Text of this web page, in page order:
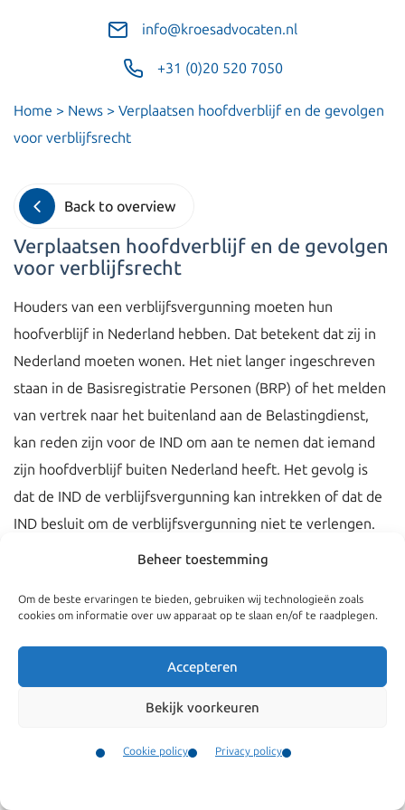
Beheer toestemming
Om de beste ervaringen te bieden, gebruiken wij technologieën zoals
cookies om informatie over uw apparaat op te slaan en/of te raadplegen.
Accepteren
Bekijk voorkeuren
Cookie policy Privacy policy
info@kroesadvocaten.nl
+31 (0)20 520 7050
Home > News > Verplaatsen hoofdverblijf en de gevolgen
voor verblijfsrecht
Back to overview
Verplaatsen hoofdverblijf en de gevolgen
voor verblijfsrecht
Houders van een verblijfsvergunning moeten hun
hoofverblijf in Nederland hebben. Dat betekent dat zij in
Nederland moeten wonen. Het niet langer ingeschreven
staan in de Basisregistratie Personen (BRP) of het melden
van vertrek naar het buitenland aan de Belastingdienst,
kan reden zijn voor de IND om aan te nemen dat iemand
zijn hoofdverblijf buiten Nederland heeft. Het gevolg is
dat de IND de verblijfsvergunning kan intrekken of dat de
IND besluit om de verblijfsvergunning niet te verlengen.
Het hangt van het type verblijfsvergunning af hoe lang de
houder buiten Nederland mag verblijven.De hoofdregel
bij een verblijfsvergunning voor bepaalde tijd is dat de
persoon zes maanden achterelkaar buiten Nederland
mag verblijven of drie jaar op een rij niet langer dan
. Er zijn een aantal uitzonderingen op deze
kennismigrant mogen bijvoorbeeld in totaal maximaal acht